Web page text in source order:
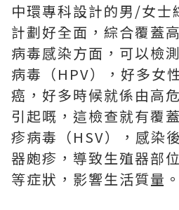
中環專科設計的男/女士
計劃好全面，綜合覆蓋
病毒感染方面，可以檢
病毒（HPV），好多女
癌，好多時候就係由高
引起嘅，這檢查就有覆
疹病毒（HSV），感染
器皰疹，導致生殖器部
等症狀，影響生活質量。